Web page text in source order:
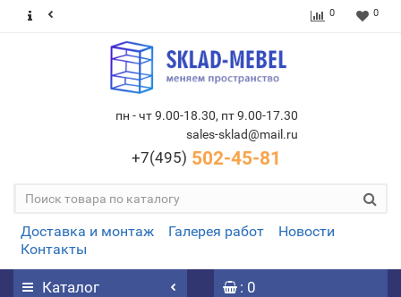
0 0
пн - чт 9.00-18.30, пт 9.00-17.30
sales-sklad@mail.ru
+7(495) 502-45-81
Доставка и монтаж Галерея работ
Новости
Контакты
Каталог : 0